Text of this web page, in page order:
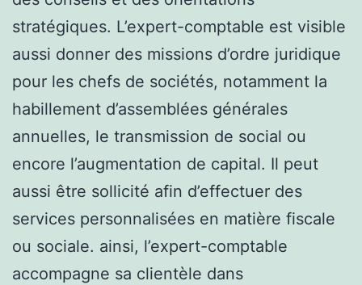
stratégiques. L’expert-comptable est visible
aussi donner des missions d’ordre juridique
pour les chefs de sociétés, notamment la
habillement d’assemblées générales
annuelles, le transmission de social ou
encore l’augmentation de capital. Il peut
aussi être sollicité afin d’effectuer des
services personnalisées en matière fiscale
ou sociale. ainsi, l’expert-comptable
accompagne sa clientèle dans